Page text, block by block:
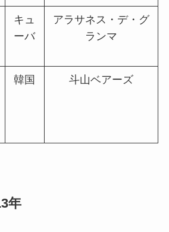
キュ
ーバ
アラサネス・デ・グ
ランマ
韓国 斗山ベアーズ
年